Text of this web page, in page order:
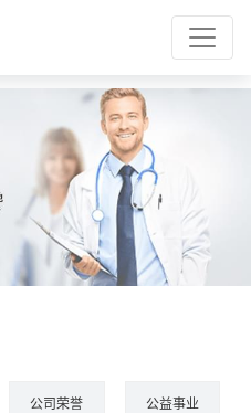
公司荣誉 公益事业